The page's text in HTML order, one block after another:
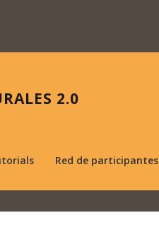
2.0
Red de participantes